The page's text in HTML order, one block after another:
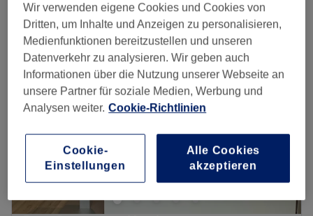
Montag 09:00– 19:00
Dienstag
09:00–19:00
Mittwoch
09:00–19:00
Donnerstag
09:00–19:00
Freitag
09:00–19:00
Samstag
09:00– 16:00
Sonntag
Beauty by Nalan ist ein renommierter Friseur, der in
Hamburg ansässig ist. Dieser Salon bietet ein
einzigartiges Erlebnis, bei dem der Kunde im Mittelpunkt
Wir verwenden eigene Cookies und Cookies von
Dritten, um Inhalte und Anzeigen zu personalisieren,
Medienfunktionen bereitzustellen und unseren
Datenverkehr zu analysieren. Wir geben auch
Informationen über die Nutzung unserer Webseite an
unsere Partner für soziale Medien, Werbung und
Analysen weiter. Cookie-Richtlinien
Cookie-
Einstellungen
Alle Cookies
akzeptieren